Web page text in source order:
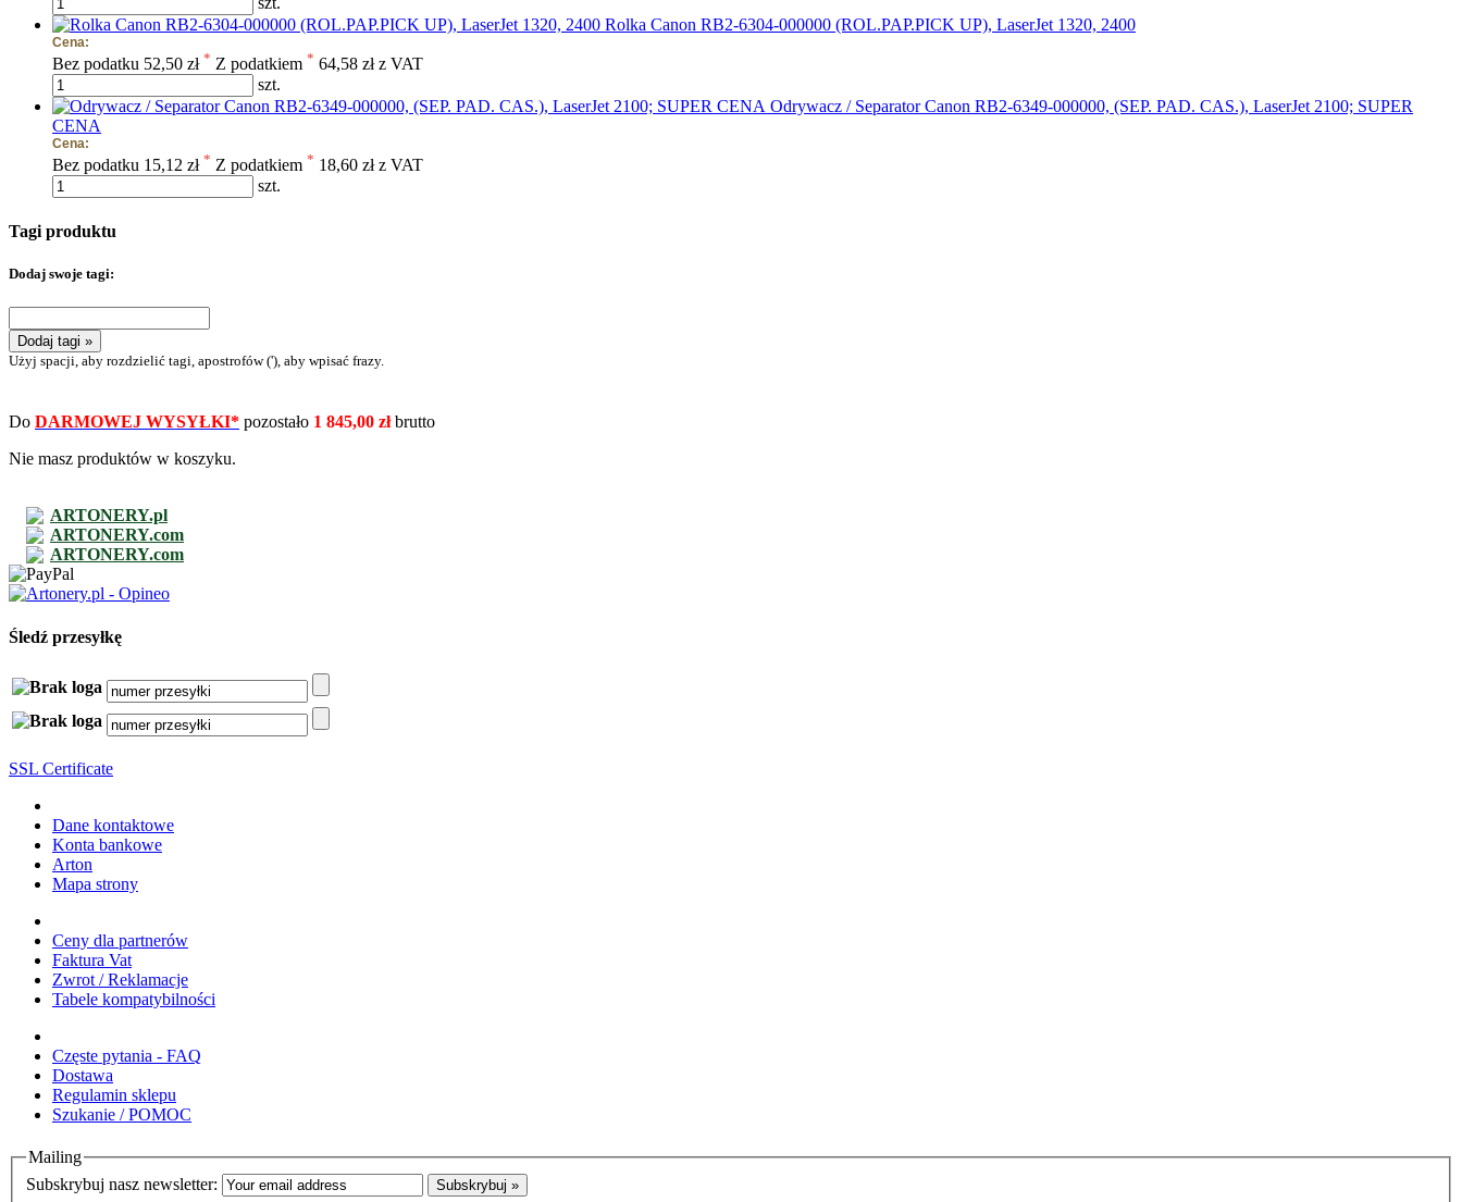
Rolka Canon RB2-6304-000000 (ROL.PAP.PICK UP), LaserJet 1320, 2400
Cena:
Bez podatku 52,50 zł * Z podatkiem * 64,58 zł z VAT
szt.
Odrywacz / Separator Canon RB2-6349-000000, (SEP. PAD. CAS.), LaserJet 2100; SUPER
CENA
Cena:
Bez podatku 15,12 zł * Z podatkiem * 18,60 zł z VAT
szt.
Tagi produktu
Dodaj swoje tagi:
Dodaj tagi »
Użyj spacji, aby rozdzielić tagi, apostrofów ('), aby wpisać frazy.
Do DARMOWEJ WYSYŁKI* pozostało 1 845,00 złbrutto
Nie masz produktów w koszyku.
ARTONERY.pl
ARTONERY.com
ARTONERY.com
Śledź przesyłkę
SSL Certificate
Dane kontaktowe
Konta bankowe
Arton
Mapa strony
Ceny dla partnerów
Faktura Vat
Zwrot / Reklamacje
Tabele kompatybilności
Częste pytania - FAQ
Dostawa
Regulamin sklepu
Szukanie / POMOC
Mailing
Subskrybuj nasz newsletter:
Subskrybuj »